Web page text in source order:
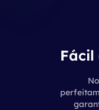
Fácil